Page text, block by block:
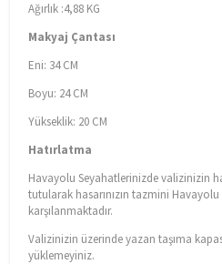
Ağırlık :4,88 KG
Makyaj Çantası
Eni: 34 CM
Boyu: 24 CM
Yükseklik: 20 CM
Hatırlatma
Havayolu Seyahatlerinizde valizinizin
tutularak hasarınızın tazmini
karşılanmaktadır.
Valizinizin üzerinde yazan taşıma
yüklemeyiniz.